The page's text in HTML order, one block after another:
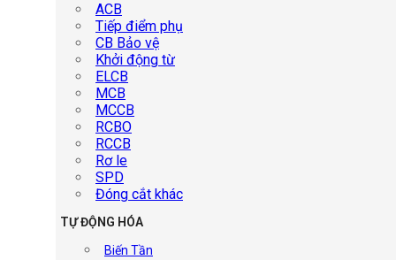
ACB
Tiếp điểm phụ
CB Bảo vệ
Khởi động từ
ELCB
MCB
MCCB
RCBO
RCCB
Rơ le
SPD
Đóng cắt khác
TỰ ĐỘNG HÓA
Biến Tần